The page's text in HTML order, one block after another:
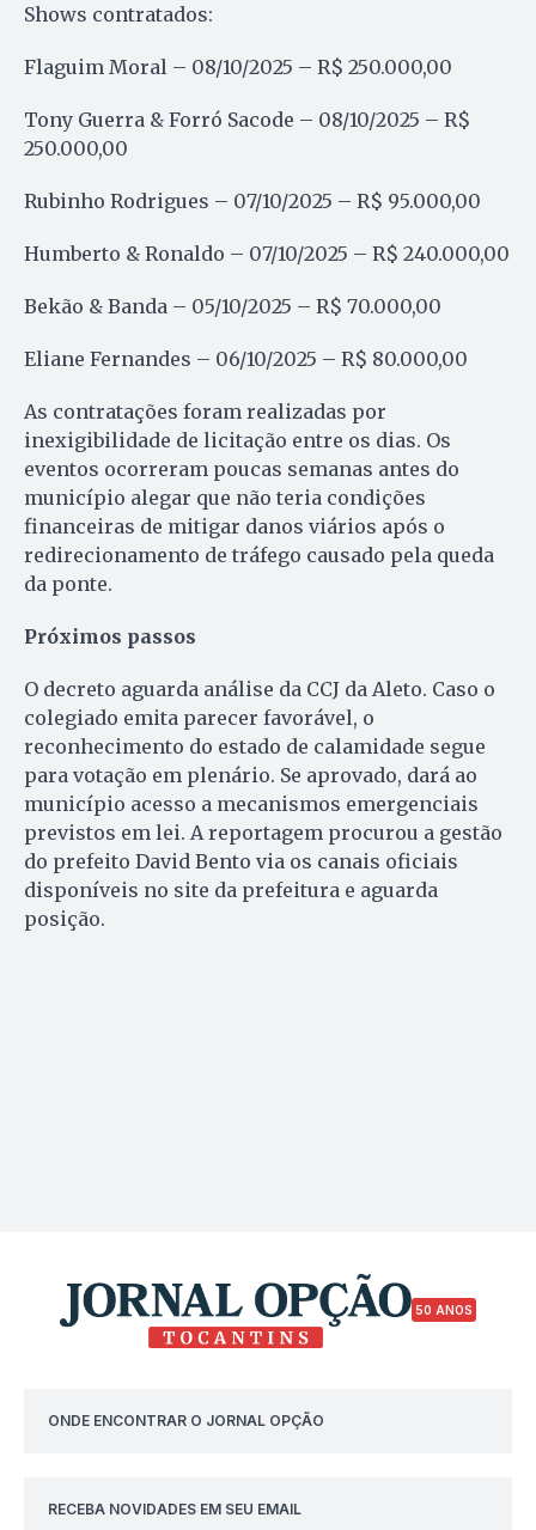
Shows contratados:
Flaguim Moral – 08/10/2025 – R$ 250.000,00
Tony Guerra & Forró Sacode – 08/10/2025 – R$
250.000,00
Rubinho Rodrigues – 07/10/2025 – R$ 95.000,00
Humberto & Ronaldo – 07/10/2025 – R$ 240.000,00
Bekão & Banda – 05/10/2025 – R$ 70.000,00
Eliane Fernandes – 06/10/2025 – R$ 80.000,00
As contratações foram realizadas por
inexigibilidade de licitação entre os dias. Os
eventos ocorreram poucas semanas antes do
município alegar que não teria condições
financeiras de mitigar danos viários após o
redirecionamento de tráfego causado pela queda
da ponte.
Próximos passos
O decreto aguarda análise da CCJ da Aleto. Caso o
colegiado emita parecer favorável, o
reconhecimento do estado de calamidade segue
para votação em plenário. Se aprovado, dará ao
município acesso a mecanismos emergenciais
previstos em lei. A reportagem procurou a gestão
do prefeito David Bento via os canais oficiais
disponíveis no site da prefeitura e aguarda
posição.
50 ANOS
ONDE ENCONTRAR O JORNAL OPÇÃO
RECEBA NOVIDADES EM SEU EMAIL